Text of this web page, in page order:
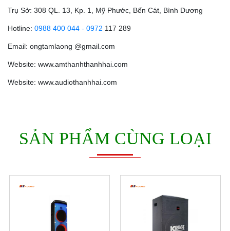
Trụ Sở: 308 QL. 13, Kp. 1, Mỹ Phước, Bến Cát, Bình Dương
Hotline: 0988 400 044 - 0972 117 289
Email: ongtamlaong @gmail.com
Website: www.amthanhthanhhai.com
Website: www.audiothanhhai.com
SẢN PHẨM CÙNG LOẠI